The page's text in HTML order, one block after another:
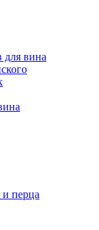
для вина
перца